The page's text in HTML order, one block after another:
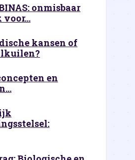
onmisbaar
kansen of
en